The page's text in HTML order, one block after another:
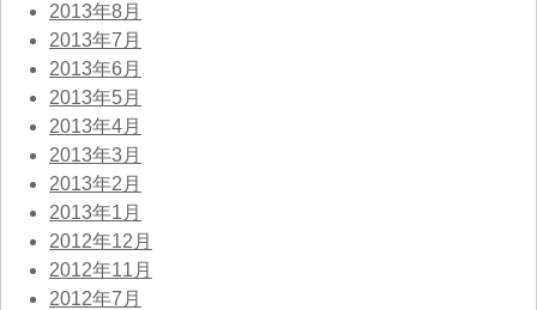
2013年8月
2013年7月
2013年6月
2013年5月
2013年4月
2013年3月
2013年2月
2013年1月
2012年12月
2012年11月
2012年7月